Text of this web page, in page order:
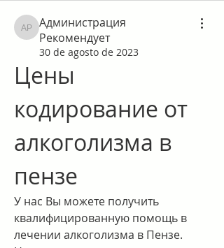
Администрация Рекомендует
Администрация
Рекомендует
30 de agosto de 2023
Цены
кодирование от
алкоголизма в
пензе
У нас Вы можете получить
квалифицированную помощь в
лечении алкоголизма в Пензе.